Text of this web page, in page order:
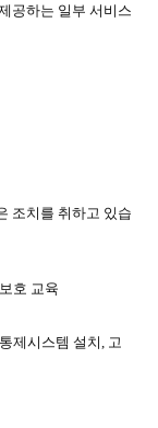
공하는 일부 서비스
조치를 취하고 있습
호 교육
제시스템 설치, 고